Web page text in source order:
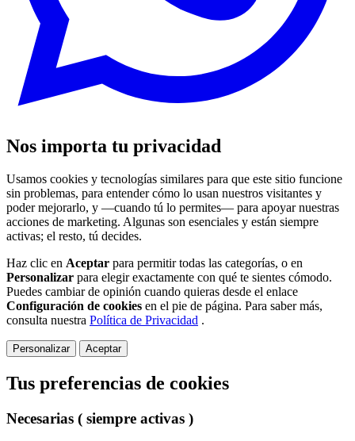
Nos importa tu privacidad
Usamos cookies y tecnologías similares para que este sitio funcione
sin problemas, para entender cómo lo usan nuestros visitantes y
poder mejorarlo, y —cuando tú lo permites— para apoyar nuestras
acciones de marketing. Algunas son esenciales y están siempre
activas; el resto, tú decides.
Haz clic en Aceptar para permitir todas las categorías, o en
Personalizar para elegir exactamente con qué te sientes cómodo.
Puedes cambiar de opinión cuando quieras desde el enlace
Configuración de cookies en el pie de página. Para saber más,
consulta nuestra Política de Privacidad .
Personalizar Aceptar
Tus preferencias de cookies
Necesarias ( siempre activas )